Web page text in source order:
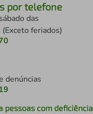
por telefone
das
feriados)
denúncias
pessoas com deficiência